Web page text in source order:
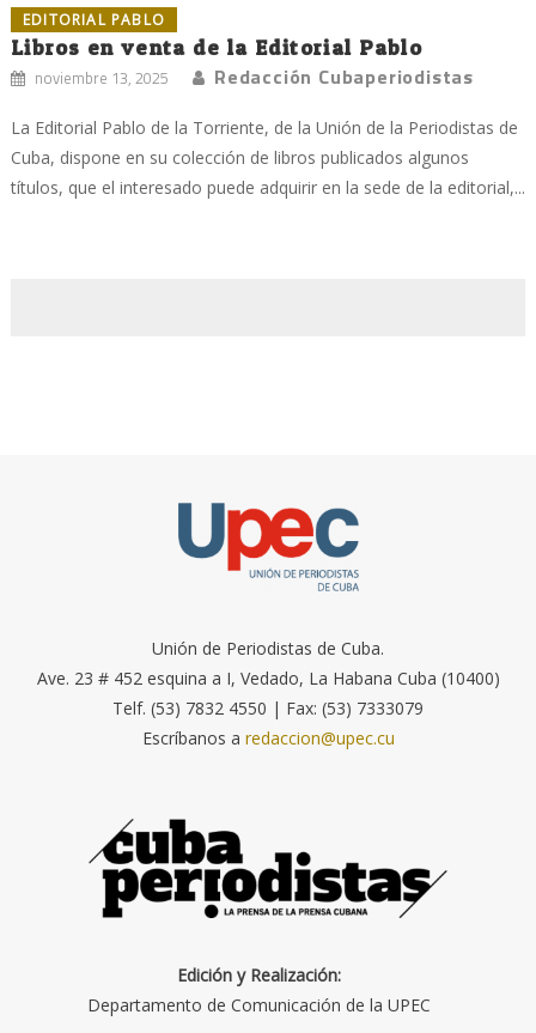
EDITORIAL PABLO
Libros en venta de la Editorial Pablo
noviembre 13, 2025 Redacción Cubaperiodistas
La Editorial Pablo de la Torriente, de la Unión de la Periodistas de
Cuba, dispone en su colección de libros publicados algunos
títulos, que el interesado puede adquirir en la sede de la editorial,...
Unión de Periodistas de Cuba.
Ave. 23 # 452 esquina a I, Vedado, La Habana Cuba (10400)
Telf. (53) 7832 4550 | Fax: (53) 7333079
Escríbanos a redaccion@upec.cu
Edición y Realización:
Departamento de Comunicación de la UPEC